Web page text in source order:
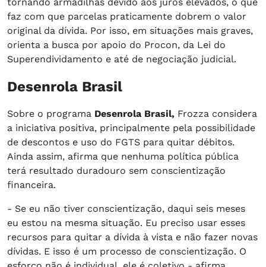
faz com que parcelas praticamente dobrem o valor
original da dívida. Por isso, em situações mais graves,
orienta a busca por apoio do Procon, da Lei do
Superendividamento e até de negociação judicial.
Desenrola Brasil
Sobre o programa Desenrola Brasil, Frozza considera
a iniciativa positiva, principalmente pela possibilidade
de descontos e uso do FGTS para quitar débitos.
Ainda assim, afirma que nenhuma política pública
terá resultado duradouro sem conscientização
financeira.
- Se eu não tiver conscientização, daqui seis meses
eu estou na mesma situação. Eu preciso usar esses
recursos para quitar a dívida à vista e não fazer novas
dívidas. E isso é um processo de conscientização. O